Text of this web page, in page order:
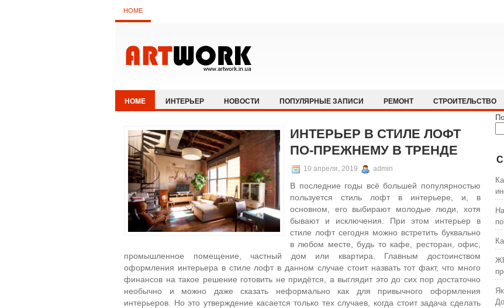
HOME
HOME ИНТЕРЬЕР НОВОСТИ ПОПУЛЯРНЫЕ ЗАПИСИ РЕМОНТ СТРОИТЕЛЬСТВО
ИНТЕРЬЕР В СТИЛЕ ЛОФТ
ПО-ПРЕЖНЕМУ В ТРЕНДЕ
10 апреля, 2019 admin
В последние годы всё большей популярностью
пользуется стиль лофт в интерьере, и, в
основном, его выбирают молодые люди, хотя
бывают и исключения. При этом интерьер в
стиле лофт сегодня можно встретить буквально
в любом месте, будь то кафе, ресторан, офис,
промышленное помещение, частный дом или квартира. Главным достоинством
оформления интерьера в стиле лофт в данном случае стоит назвать тот факт, что много
финансов на такое решение готовить не придётся, а выглядит это до сих пор достаточно
необычно и можно даже сказать неформально как для привычного оформления
интерьеров. Но это утверждение касается только тех случаев, когда стоит задача сделать